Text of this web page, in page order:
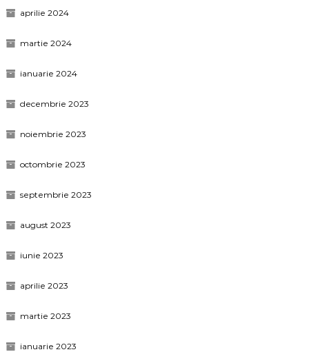
aprilie 2024
martie 2024
ianuarie 2024
decembrie 2023
noiembrie 2023
octombrie 2023
septembrie 2023
august 2023
iunie 2023
aprilie 2023
martie 2023
ianuarie 2023